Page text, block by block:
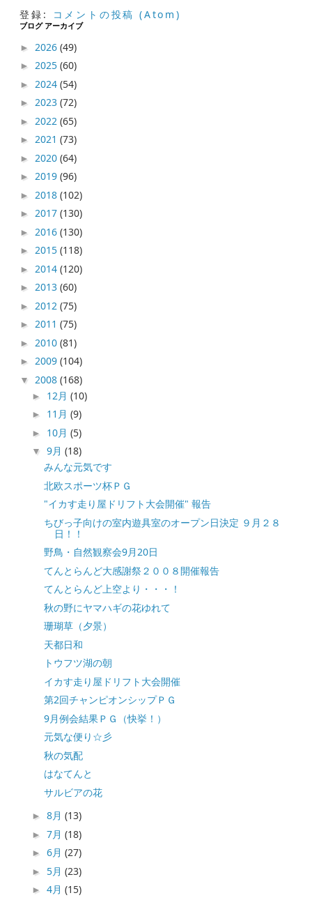
登録:
コメントの投稿 (Atom)
ブログ アーカイブ
► 2026(49)
►2025(60)
► 2024(54)
►2023(72)
► 2022(65)
►2021(73)
► 2020(64)
►2019(96)
► 2018(102)
►2017(130)
► 2016(130)
►2015(118)
► 2014(120)
►2013(60)
► 2012(75)
►2011(75)
► 2010(81)
►2009(104)
▼ 2008(168)
► 12月(10)
► 11月(9)
► 10月(5)
▼9月(18)
みんな元気です
北欧スポーツ杯ＰＧ
"イカす走り屋ドリフト大会開催" 報告
ちびっ子向けの室内遊具室のオープン日決定 ９月２８
日！！
野鳥・自然観察会9月20日
てんとらんど大感謝祭２００８開催報告
てんとらんど上空より・・・！
秋の野にヤマハギの花ゆれて
珊瑚草（夕景）
天都日和
トウフツ湖の朝
イカす走り屋ドリフト大会開催
第2回チャンピオンシップＰＧ
9月例会結果ＰＧ（快挙！）
元気な便り☆彡
秋の気配
はなてんと
サルビアの花
►8月(13)
►7月(18)
►6月(27)
► 5月(23)
►4月(15)